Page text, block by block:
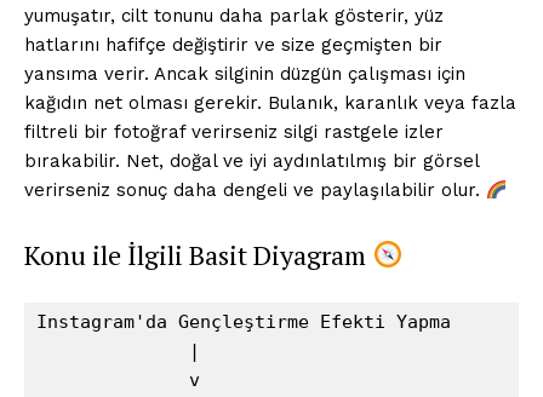
yumuşatır, cilt tonunu daha parlak gösterir, yüz
hatlarını hafifçe değiştirir ve size geçmişten bir
yansıma verir. Ancak silginin düzgün çalışması için
kağıdın net olması gerekir. Bulanık, karanlık veya fazla
filtreli bir fotoğraf verirseniz silgi rastgele izler
bırakabilir. Net, doğal ve iyi aydınlatılmış bir görsel
verirseniz sonuç daha dengeli ve paylaşılabilir olur.
Konu ile İlgili Basit Diyagram
Instagram'da Gençleştirme Efekti Yapma
              |
              v